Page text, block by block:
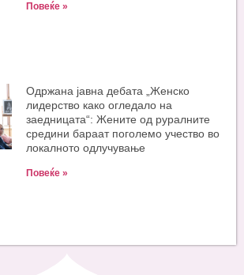
Повеќе »
Одржана јавна дебата „Женско
лидерство како огледало на
заедницата“: Жените од руралните
средини бараат поголемо учество во
локалното одлучување
Повеќе »